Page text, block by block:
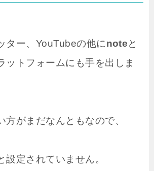
ター、YouTubeの他にnoteと
ットフォームにも手を出しま
方がまだなんともなので、
設定されていません。